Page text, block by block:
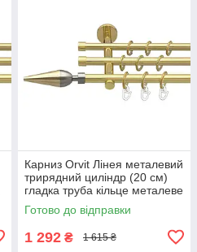
Карниз Orvit Лінея металевий
трирядний циліндр (20 см)
гладка труба кільце металеве
Золото 16\16\16 мм 200 см
(00-00014692)
Готово до відправки
1 292 ₴ 1 615 ₴